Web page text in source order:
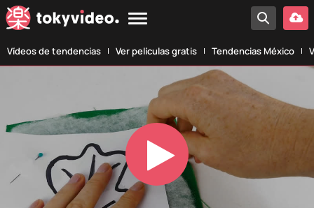
Vídeos de tendencias Ver películas gratis Tendencias México
Play